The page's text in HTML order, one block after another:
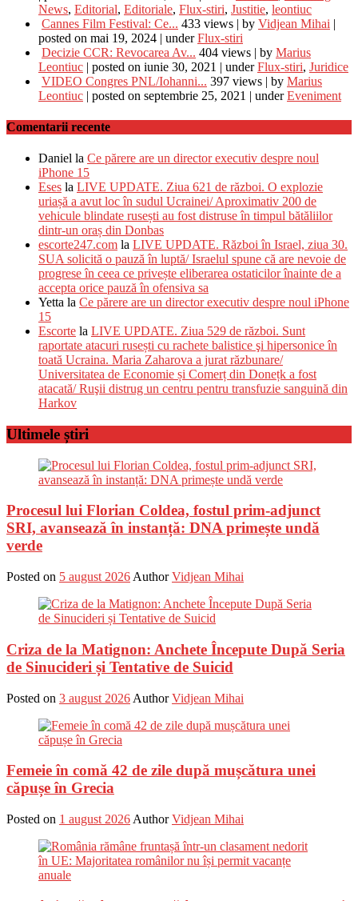
News, Editorial, Editoriale, Flux-stiri, Justitie, leontiuc
Cannes Film Festival: Ce... 433 views | by Vidjean Mihai |
posted on mai 19, 2024 | underFlux-stiri
Decizie CCR: Revocarea Av... 404 views | by Marius
Leontiuc | posted on iunie 30, 2021 | underFlux-stiri, Juridice
VIDEO Congres PNL/Iohanni... 397 views | by Marius
Leontiuc | posted on septembrie 25, 2021 | underEveniment
Comentarii recente
Daniel la Ce părere are un director executiv despre noul
iPhone 15
Eses la LIVE UPDATE. Ziua 621 de război. O explozie
uriașă a avut loc în sudul Ucrainei/ Aproximativ 200 de
vehicule blindate rusești au fost distruse în timpul bătăliilor
dintr-un oraș din Donbas
escorte247.com la LIVE UPDATE. Război în Israel, ziua 30.
SUA solicită o pauză în luptă/ Israelul spune că are nevoie de
progrese în ceea ce privește eliberarea ostaticilor înainte de a
accepta orice pauză în ofensiva sa
Yetta la Ce părere are un director executiv despre noul iPhone
15
Escorte la LIVE UPDATE. Ziua 529 de război. Sunt
raportate atacuri rusești cu rachete balistice şi hipersonice în
toată Ucraina. Maria Zaharova a jurat răzbunare/
Universitatea de Economie și Comerț din Donețk a fost
atacată/ Ruşii distrug un centru pentru transfuzie sanguină din
Harkov
Ultimele știri
Procesul lui Florian Coldea, fostul prim-adjunct
SRI, avansează în instanță: DNA primește undă
verde
Posted on 5 august 2026 Author Vidjean Mihai
Criza de la Matignon: Anchete Începute După Seria
de Sinucideri și Tentative de Suicid
Posted on 3 august 2026 Author Vidjean Mihai
Femeie în comă 42 de zile după mușcătura unei
căpușe în Grecia
Posted on 1 august 2026 Author Vidjean Mihai